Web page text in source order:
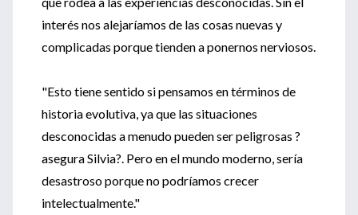
interés nos alejaríamos de las cosas nuevas y
complicadas porque tienden a ponernos nerviosos.
"Esto tiene sentido si pensamos en términos de
historia evolutiva, ya que las situaciones
desconocidas a menudo pueden ser peligrosas ?
asegura Silvia?. Pero en el mundo moderno, sería
desastroso porque no podríamos crecer
intelectualmente."